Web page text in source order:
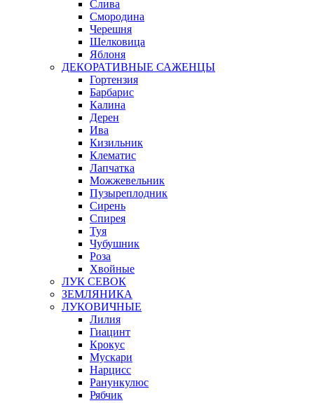
Слива
Смородина
Черешня
Шелковица
Яблоня
ДЕКОРАТИВНЫЕ САЖЕНЦЫ
Гортензия
Барбарис
Калина
Дерен
Ива
Кизильник
Клематис
Лапчатка
Можжевельник
Пузыреплодник
Сирень
Спирея
Туя
Чубушник
Роза
Хвойные
ЛУК СЕВОК
ЗЕМЛЯНИКА
ЛУКОВИЧНЫЕ
Лилия
Гиацинт
Крокус
Мускари
Нарцисс
Ранункулюс
Рябчик